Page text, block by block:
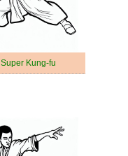
Super Kung-fu